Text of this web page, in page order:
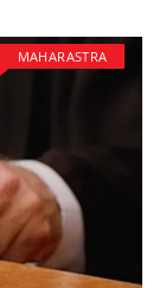
MAHARASTRA